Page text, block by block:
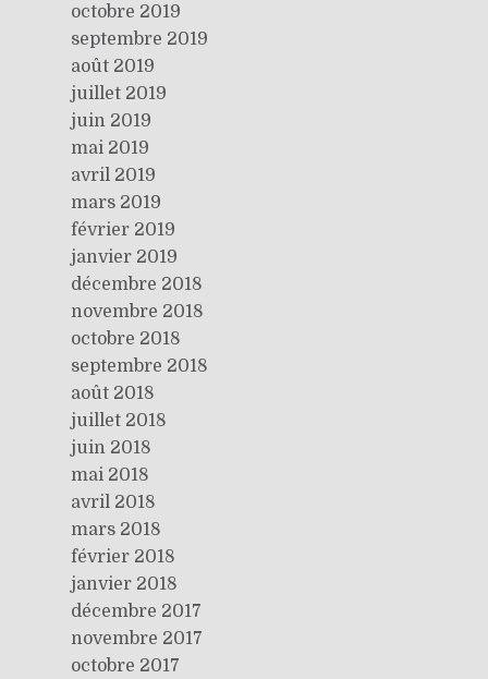
octobre 2019
septembre 2019
août 2019
juillet 2019
juin 2019
mai 2019
avril 2019
mars 2019
février 2019
janvier 2019
décembre 2018
novembre 2018
octobre 2018
septembre 2018
août 2018
juillet 2018
juin 2018
mai 2018
avril 2018
mars 2018
février 2018
janvier 2018
décembre 2017
novembre 2017
octobre 2017